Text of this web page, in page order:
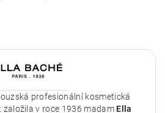
profesionální kosmetická
založila v roce 1936 madam Ella